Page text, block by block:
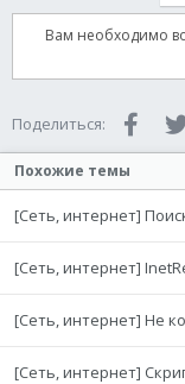
Вам необходимо
Поделиться:
Похожие темы
[Сеть, интернет]
[Сеть, интернет]
[Сеть, интернет] Не
[Сеть, интернет]